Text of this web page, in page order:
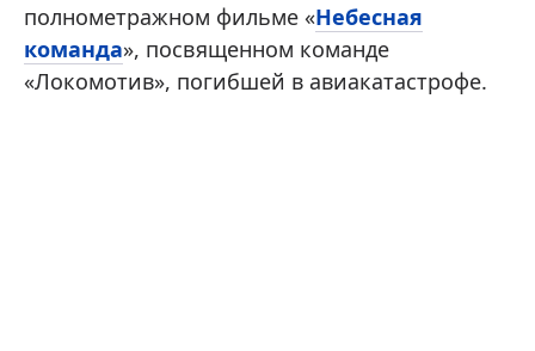
полнометражном фильме «Небесная
команда», посвященном команде
«Локомотив», погибшей в авиакатастрофе.